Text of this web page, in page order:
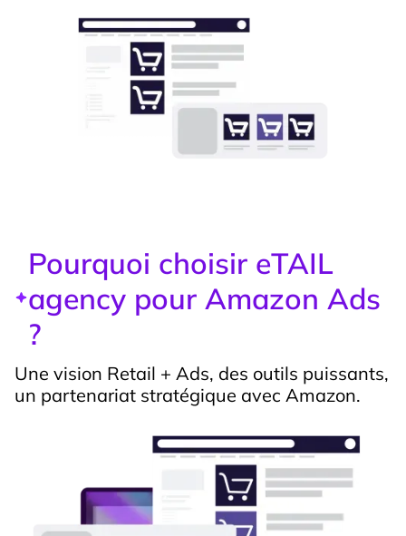
Pourquoi choisir eTAIL
agency pour Amazon Ads
?
Une vision Retail + Ads, des outils puissants,
un partenariat stratégique avec Amazon.